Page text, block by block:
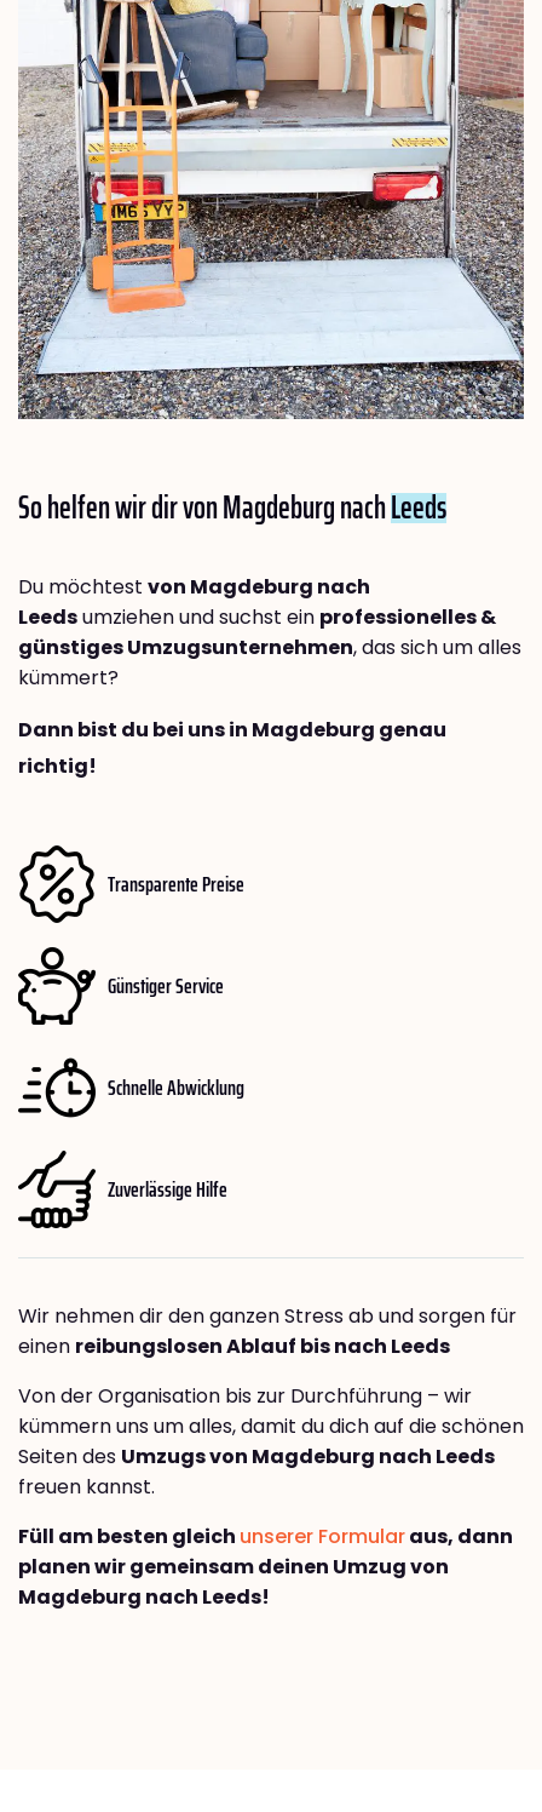
So helfen wir dir von Magdeburg nachLeeds
Du möchtest von Magdeburg nach
Leedsumziehen und suchst ein professionelles &
günstiges Umzugsunternehmen, das sich um alles
kümmert?
Dann bist du bei uns in Magdeburg genau
richtig!
Transparente Preise
Günstiger Service
Schnelle Abwicklung
Zuverlässige Hilfe
Wir nehmen dir den ganzen Stress ab und sorgen für
einen reibungslosen Ablauf bis nach Leeds
Von der Organisation bis zur Durchführung – wir
kümmern uns um alles, damit du dich auf die schönen
Seiten des Umzugs von Magdeburg nach Leeds
freuen kannst.
Füll am besten gleich unserer Formularaus, dann
planen wir gemeinsam deinen Umzug von
Magdeburg nach Leeds!